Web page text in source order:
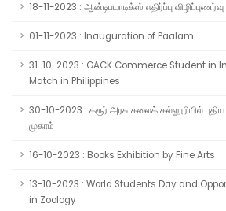
18-11-2023 : ஆன்டிபயாடிக்ஸ் எதிர்ப்பு விழிப்புணர்வு
01-11-2023 : Inauguration of Paalam
31-10-2023 : GACK Commerce Student in
Match in Philippines
30-10-2023 : கரூர் அரசு கலைக் கல்லூரியில்
முகாம்
16-10-2023 : Books Exhibition by Fine Arts
13-10-2023 : World Students Day and
in Zoology